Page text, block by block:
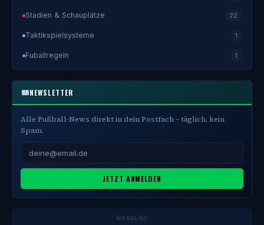
Stadien & Schauplätze 22
Taktikspielsysteme 1
Fuballregeln 1
NEWSLETTER
Alle Fußball-News direkt in dein Postfach – täglich, kein
Spam.
JETZT ANMELDEN
WERBUNG